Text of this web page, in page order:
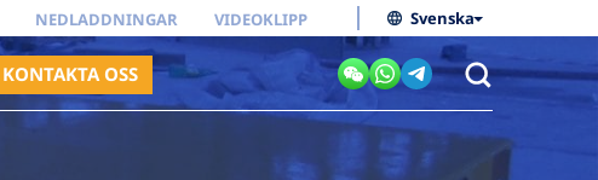
Svenska
NEDLADDNINGAR VIDEOKLIPP
KONTAKTA OSS